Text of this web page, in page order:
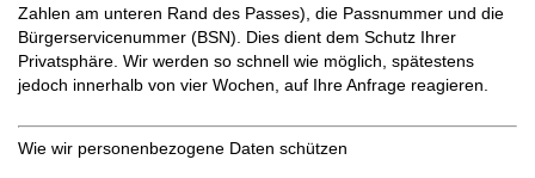
Zahlen am unteren Rand des Passes), die Passnummer und die
Bürgerservicenummer (BSN). Dies dient dem Schutz Ihrer
Privatsphäre. Wir werden so schnell wie möglich, spätestens
jedoch innerhalb von vier Wochen, auf Ihre Anfrage reagieren.
Wie wir personenbezogene Daten schützen